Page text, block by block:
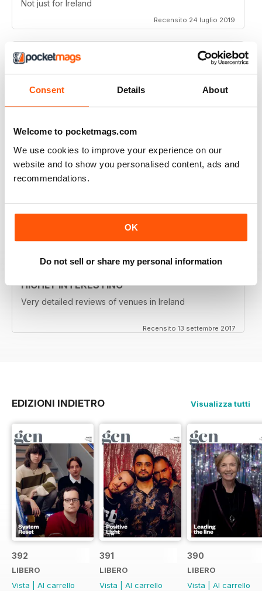
Consent Details About
Welcome to pocketmags.com
We use cookies to improve your experience on our
website and to show you personalised content, ads and
recommendations.
OK
Do not sell or share my personal information
Not just for Ireland
Recensito 24 luglio 2019
BEST OF GCN OFFERS!
It's a good magazine for the LGBT community!
HIGHLY INTERESTING
Very detailed reviews of venues in Ireland
Recensito 13 settembre 2017
EDIZIONI INDIETRO Visualizza tutti
392
LIBERO
Vista
Al carrello
391
LIBERO
Vista
Al carrello
390
LIBERO
Vista
Al carrello